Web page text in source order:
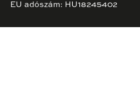
EU adószám: HU18245402